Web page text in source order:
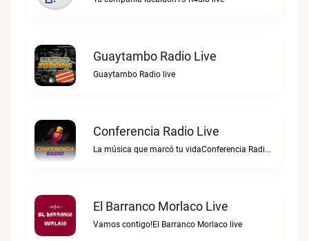
Guaytambo Radio Live
Guaytambo Radio live
Conferencia Radio Live
La música que marcó tu vidaConferencia Radio live
El Barranco Morlaco Live
Vamos contigo!El Barranco Morlaco live